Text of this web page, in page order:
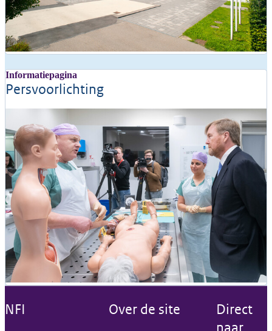
Informatiepagina
Persvoorlichting
NFI Over de site
Direct